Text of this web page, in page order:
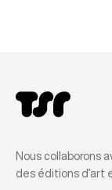
Nous collaborons
des éditions d’art